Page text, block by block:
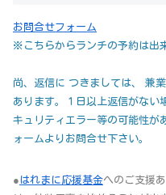
お問合せフォーム
※こちらからランチの予約は出
尚、返信に つきましては、 兼
あります。１日以上返信がない
キュリティエラー等の可能性が
ォームよりお問合せ下さい。
●はれまに応援基金へのご支援